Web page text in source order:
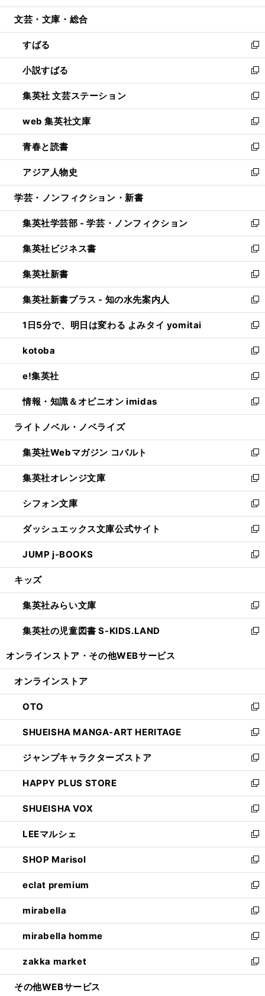
開
ウ
開
く
ン
ウ
で
開
く
ウ
ン
ド
ウ
で
開
く
文芸・文庫・総合
すばる
新
し
い
ウ
ィ
ン
ド
ウ
で
開
く
小説すばる
新
し
い
ウ
ィ
ン
ド
ウ
で
開
集英社 文芸ステーション
新
し
い
ウ
ィ
ン
ド
ウ
開
く
web 集英社文庫
新
し
い
ウ
ィ
ン
ウ
で
開
く
青春と読書
新
し
い
ウ
ン
ド
ウ
で
開
く
アジア人物史
新
し
ウ
ィ
ン
ド
ウ
で
開
く
学芸・ノンフィクション・新書
集英社学芸部 - 学芸・ノンフィクション
新
し
い
ウ
ィ
ン
ド
ウ
で
開
く
集英社ビジネス書
新
し
い
ウ
ィ
ン
ド
ウ
で
開
く
集英社新書
新
し
い
ウ
ィ
ン
ド
ウ
で
開
く
集英社新書プラス - 知の水先案内人
新
し
い
ウ
ィ
ン
ド
ウ
で
開
1日5分で、明日は変わる よみタイ yomitai
新
し
い
ウ
ィ
ン
ド
ウ
開
く
kotoba
新
し
い
ウ
ィ
ン
ウ
で
開
く
e!集英社
新
し
い
ウ
ン
ド
ウ
で
開
く
情報・知識＆オピニオン imidas
新
し
ウ
ィ
ン
ド
ウ
で
開
く
ライトノベル・ノベライズ
集英社Webマガジン コバルト
新
し
い
ウ
ィ
ン
ド
ウ
で
開
集英社オレンジ文庫
新
し
い
ウ
ィ
ン
ド
ウ
開
く
シフォン文庫
新
し
い
ウ
ィ
ン
ウ
で
開
く
ダッシュエックス文庫公式サイト
新
し
い
ウ
ン
ド
ウ
で
JUMP j-BOOKS
新
し
ウ
ィ
ン
ド
開
キッズ
集英社みらい文庫
新
し
い
ン
ウ
で
開
く
集英社の児童図書 S-KIDS.LAND
新
ウ
ン
ド
ウ
で
開
く
オンラインストア・ その他WEBサービス
オンラインストア
OTO
新
し
い
ウ
ィ
ン
ド
ウ
で
開
く
SHUEISHA MANGA-ART HERITAGE
新
し
い
ウ
ィ
ン
ド
ウ
で
開
く
ジャンプキャラクターズストア
新
し
い
ウ
ィ
ン
ド
ウ
で
開
く
HAPPY PLUS STORE
新
し
い
ウ
ィ
ン
ド
ウ
で
開
く
SHUEISHA VOX
新
し
い
ウ
ィ
ン
ド
ウ
で
開
く
LEEマルシェ
新
し
い
ウ
ィ
ン
ド
ウ
で
開
く
SHOP Marisol
新
し
い
ウ
ィ
ン
ド
ウ
で
開
eclat premium
新
し
い
ウ
ィ
ン
ド
ウ
mirabella
新
し
い
ウ
ィ
ン
mirabella homme
新
し
い
ウ
zakka market
新
し
その他WEBサービス